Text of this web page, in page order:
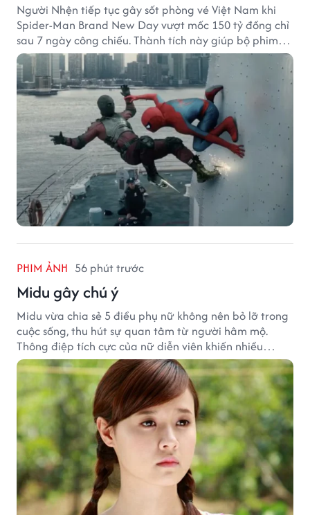
Người Nhện tiếp tục gây sốt phòng vé Việt Nam khi
Spider-Man Brand New Day vượt mốc 150 tỷ đồng chỉ
sau 7 ngày công chiếu. Thành tích này giúp bộ phim
của Tom Holland tạo khoảng cách đáng kể với The
Odyssey trên đường đua doanh thu.
PHIM ẢNH 56 phút trước
Midu gây chú ý
Midu vừa chia sẻ 5 điều phụ nữ không nên bỏ lỡ trong
cuộc sống, thu hút sự quan tâm từ người hâm mộ.
Thông điệp tích cực của nữ diễn viên khiến nhiều
người đồng cảm khi nhìn lại hành trình sự nghiệp và
hạnh phúc hiện tại của cô.